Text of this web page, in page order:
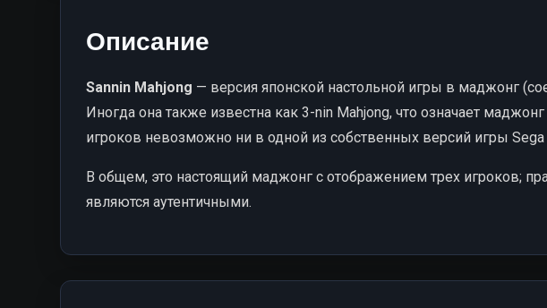
Описание
Sannin Mahjong — версия японской настольной игры в маджонг
Иногда она также известна как 3-nin Mahjong, что означает
игроков невозможно ни в одной из собственных версий игры Sega
В общем, это настоящий маджонг с отображением трех игроков;
являются аутентичными.